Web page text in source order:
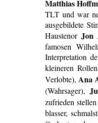
Matthias
TLT und war
ausgebildete
Haustenor Jon
famosen
Interpretation
kleineren
Verlobte), Ana
(Wahrsager),
zufrieden
blasser,